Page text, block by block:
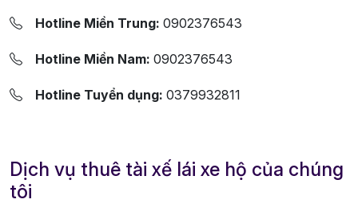
Hotline Miền Trung: 0902376543
Hotline Miền Nam: 0902376543
Hotline Tuyển dụng: 0379932811
Dịch vụ thuê tài xế lái xe hộ của chúng
tôi